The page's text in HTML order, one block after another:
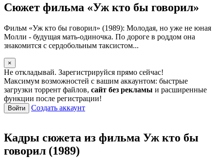
Сюжет фильма «Уж кто бы говорил»
Фильм «Уж кто бы говорил» (1989): Молодая, но уже не юная
Молли - будущая мать-одиночка. По дороге в роддом она
знакомится с сердобольным таксистом...
×
Не откладывай. Зарегистрируйся прямо сейчас!
Максимум возможностей с вашим аккаунтом: быстрые
загрузки торрент файлов, сайт без рекламы и расширенные
функции после регистрации!
Войти Создать аккаунт
Кадры сюжета из фильма Уж кто бы
говорил (1989)